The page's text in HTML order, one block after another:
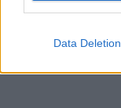
Data Deletion